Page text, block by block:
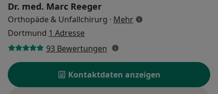
Dr. med. Marc Reeger
Orthopäde & Unfallchirurg · Mehrüber Spezialisierungen
Dortmund 1 Adresse
93 Bewertungen
Kontaktdaten anzeigen